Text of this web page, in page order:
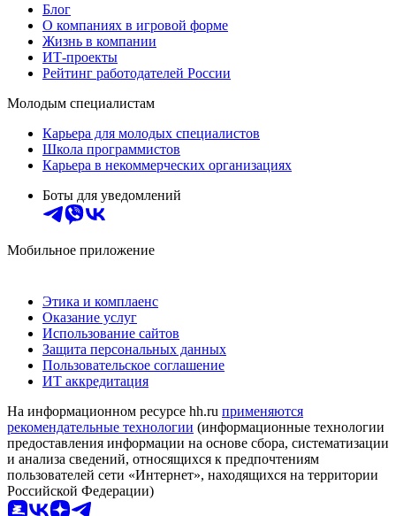
Блог
О компаниях в игровой форме
Жизнь в компании
ИТ-проекты
Рейтинг работодателей России
Молодым специалистам
Карьера для молодых специалистов
Школа программистов
Карьера в некоммерческих организациях
Боты для уведомлений
Мобильное приложение
Этика и комплаенс
Оказание услуг
Использование сайтов
Защита персональных данных
Пользовательское соглашение
ИТ аккредитация
На информационном ресурсе hh.ru применяются
рекомендательные технологии (информационные технологии
предоставления информации на основе сбора, систематизации
и анализа сведений, относящихся к предпочтениям
пользователей сети «Интернет», находящихся на территории
Российской Федерации)